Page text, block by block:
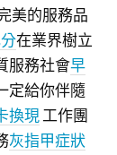
美的服務品
在業界樹立
服務社會早
定給你伴隨
換現 工作團
灰指甲症狀